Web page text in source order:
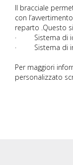
Il bracciale
con
reparto .Questo
· Sistema di
· Sistema di
Per maggiori
personalizzato